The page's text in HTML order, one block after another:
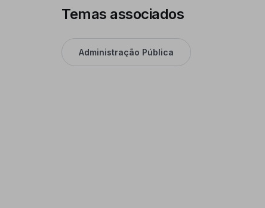
Temas associados
Administração Pública